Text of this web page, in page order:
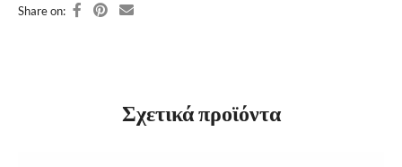
Share on:
Σχετικά προϊόντα